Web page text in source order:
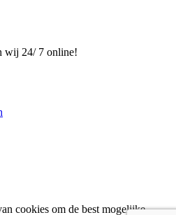
wij 24/ 7 online!
cookies om de best mogelijke